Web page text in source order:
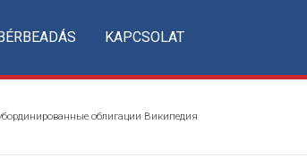
KAPCSOLAT
облигации Википедия